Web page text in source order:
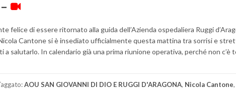
felice di essere ritornato alla guida dell’Azienda ospedaliera Ruggi
Cantone si è insediato ufficialmente questa mattina tra sorrisi e
salutarlo. In calendario già una prima riunione operativa, perché non c’è
AOU SAN GIOVANNI DI DIO E RUGGI D'ARAGONA, Nicola Cantone,